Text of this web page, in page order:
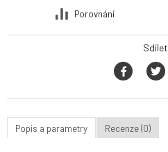
Porovnání
Sdílet
Popis a parametry Recenze (0)